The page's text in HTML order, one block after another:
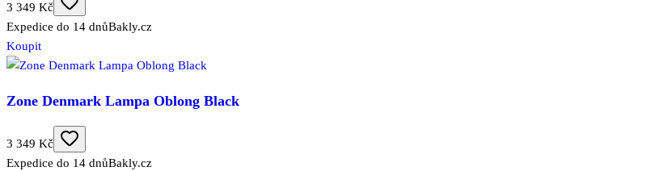
3 349 Kč
Expedice do 14 dnůBakly.cz
Koupit
Zone Denmark Lampa Oblong Black
3 349 Kč
Expedice do 14 dnůBakly.cz